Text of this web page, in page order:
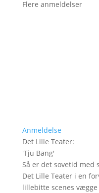
Flere anmeldelser
Anmeldelse
Det Lille Teater:
'Tju Bang'
Så er det sovetid med
Det Lille Teater i en
lillebitte scenes